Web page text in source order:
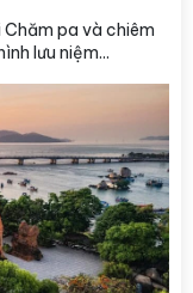
pa và chiêm
lưu niệm...